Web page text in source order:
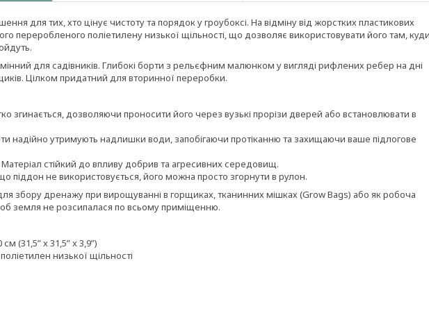
для тих, хто цінує чистоту та порядок у гроубоксі. На відміну від жорстких пластикових
переробленого поліетилену низької щільності, що дозволяє використовувати його там,
для садівників. Глибокі борти з рельєфним малюнком у вигляді рифлених ребер на дні
Цілком придатний для вторинної переробки.
згинається, дозволяючи проносити його через вузькі прорізи дверей або встановлювати в
надійно утримують надлишки води, запобігаючи протіканню та захищаючи ваше підлогове
Матеріал стійкий до впливу добрив та агресивних середовищ.
піддон не використовується, його можна просто згорнути в рулон.
збору дренажу при вирощуванні в горщиках, тканинних мішках (Grow Bags) або як робоча
земля не розсипалася по всьому приміщенню.
(31,5” x 31,5” x 3,9”)
низької щільності